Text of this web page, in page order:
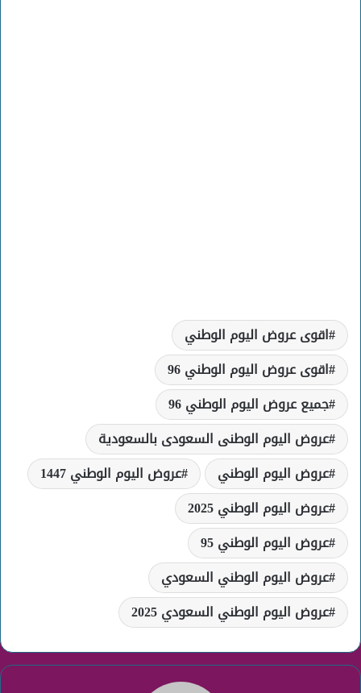
اقوى عروض اليوم الوطني
اقوى عروض اليوم الوطني 96
جميع عروض اليوم الوطني 96
عروض اليوم الوطنى السعودى بالسعودية
عروض اليوم الوطني
عروض اليوم الوطني 1447
عروض اليوم الوطني 2025
عروض اليوم الوطني 95
عروض اليوم الوطني السعودي
عروض اليوم الوطني السعودي 2025